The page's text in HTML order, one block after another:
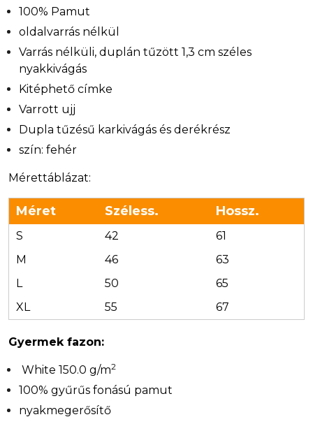
100% Pamut
oldalvarrás nélkül
Varrás nélküli, duplán tűzött 1,3 cm széles
nyakkivágás
Kitéphető címke
Varrott ujj
Dupla tűzésű karkivágás és derékrész
szín: fehér
Mérettáblázat:
Méret Széless. Hossz.
S 42
61
M
46
63
L
50
65
XL
55 67
Gyermek fazon:
White 150.0 g/m2
100% gyűrűs fonású pamut
nyakmegerősítő